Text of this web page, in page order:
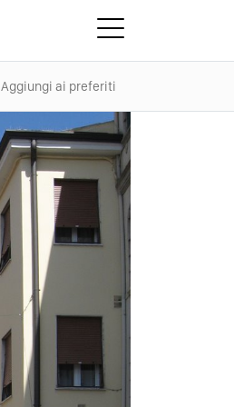
Aggiungi ai preferiti